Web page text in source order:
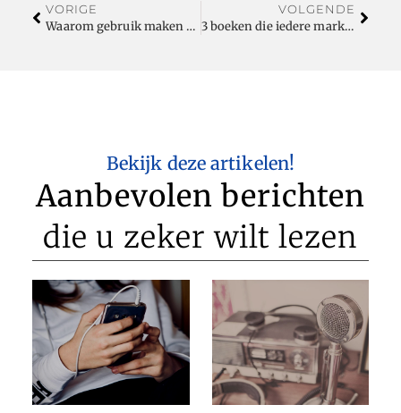
VORIGE
Waarom gebruik maken van SEO?
VOLGENDE
3 boeken die iedere marketeer gelezen moet hebben
Bekijk deze artikelen!
Aanbevolen berichten
die u zeker wilt lezen